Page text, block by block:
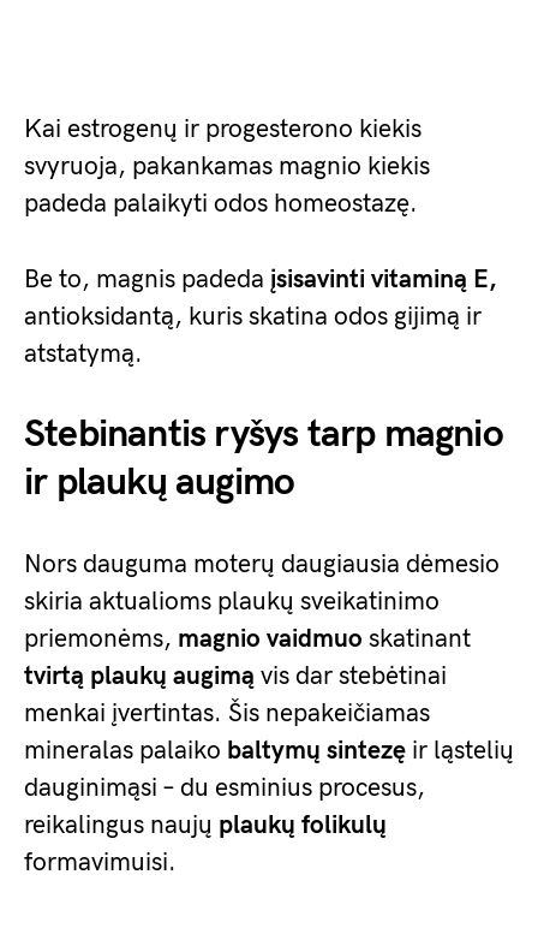
Kai estrogenų ir progesterono kiekis
svyruoja, pakankamas magnio kiekis
padeda palaikyti odos homeostazę.
Be to, magnis padeda įsisavinti vitaminą E,
antioksidantą, kuris skatina odos gijimą ir
atstatymą.
Stebinantis ryšys tarp magnio
ir plaukų augimo
Nors dauguma moterų daugiausia dėmesio
skiria aktualioms plaukų sveikatinimo
priemonėms, magnio vaidmuo skatinant
tvirtą plaukų augimą vis dar stebėtinai
menkai įvertintas. Šis nepakeičiamas
mineralas palaiko baltymų sintezę ir ląstelių
dauginimąsi – du esminius procesus,
reikalingus naujų plaukų folikulų
formavimuisi.